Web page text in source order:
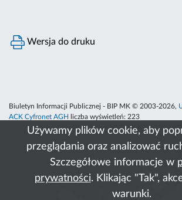
Używamy plików cookie, aby
przeglądania oraz analizować
Szczegółowe informacje w
prywatności. Klikając "Tak",
warunki.
Wersja do druku
Biuletyn Informacji Publicznej - BIP MK © 2003-2026,
ACK Cyfronet AGH
liczba wyświetleń: 223